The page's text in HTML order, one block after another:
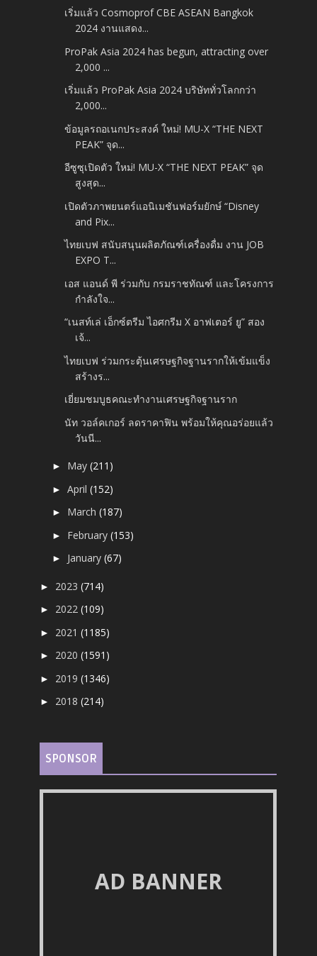
เริ่มแล้ว Cosmoprof CBE ASEAN Bangkok
2024 งานแสดง...
ProPak Asia 2024 has begun, attracting over
2,000 ...
เริ่มแล้ว ProPak Asia 2024 บริษัททั่วโลกกว่า
2,000...
ข้อมูลรถอเนกประสงค์ ใหม่! MU-X “THE NEXT
PEAK” จุด...
อีซูซุเปิดตัว ใหม่! MU-X “THE NEXT PEAK” จุด
สูงสุด...
เปิดตัวภาพยนตร์แอนิเมชันฟอร์มยักษ์ “Disney
and Pix...
ไทยเบฟ สนับสนุนผลิตภัณฑ์เครื่องดื่ม งาน JOB
EXPO T...
เอส แอนด์ พี ร่วมกับ กรมราชทัณฑ์ และโครงการ
กำลังใจ...
“เนสท์เล่ เอ็กซ์ตรีม ไอศกรีม X อาฟเตอร์ ยู” สอง
เจ้...
ไทยเบฟ ร่วมกระตุ้นเศรษฐกิจฐานรากให้เข้มแข็ง
สร้างร...
เยี่ยมชมบูธคณะทำงานเศรษฐกิจฐานราก
นัท วอล์คเกอร์ ลดราคาฟิน พร้อมให้คุณอร่อยแล้ว
วันนี...
► May(211)
►April(152)
► March(187)
► February(153)
► January(67)
► 2023(714)
► 2022(109)
► 2021(1185)
► 2020(1591)
► 2019(1346)
► 2018(214)
SPONSOR
AD BANNER